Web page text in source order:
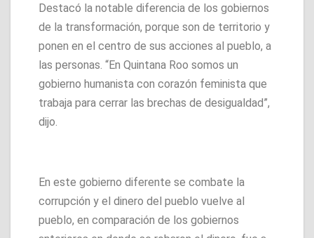
Destacó la notable diferencia de los gobiernos
de la transformación, porque son de territorio y
ponen en el centro de sus acciones al pueblo, a
las personas. “En Quintana Roo somos un
gobierno humanista con corazón feminista que
trabaja para cerrar las brechas de desigualdad”,
dijo.
En este gobierno diferente se combate la
corrupción y el dinero del pueblo vuelve al
pueblo, en comparación de los gobiernos